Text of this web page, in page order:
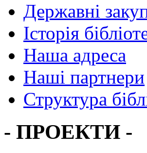
Державні
Історія
Наша адреса
Наші партнери
Структура
- ПРОЕКТИ -